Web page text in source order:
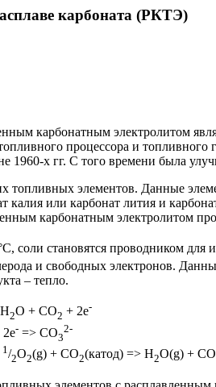
карбоната (РКТЭ)
карбонатным электролитом
процессора и
1960-х гг. С того времени была
топливных элементов. Данные
калия или карбонат лития и
карбонатным электролитом
соли становятся проводником для
и свободных электронов.
– тепло.
2O + CO2 + 2e-
2e- => CO3
2-
1/2O2(g) + CO2(катод) => H2O(g) + CO